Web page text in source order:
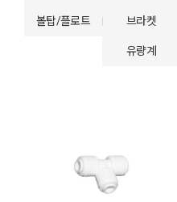
볼탑/플로트 브라켓
유량계